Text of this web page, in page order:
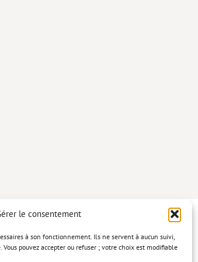
le consentement
à son fonctionnement. Ils ne servent à aucun suivi,
pouvez accepter ou refuser ; votre choix est modifiable